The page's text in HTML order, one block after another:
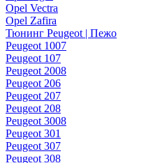
Opel Vectra
Opel Zafira
Тюнинг Peugeot | Пежо
Peugeot 1007
Peugeot 107
Peugeot 2008
Peugeot 206
Peugeot 207
Peugeot 208
Peugeot 3008
Peugeot 301
Peugeot 307
Peugeot 308